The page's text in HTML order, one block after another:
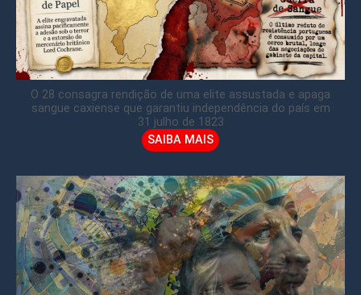
O 28 consagra rendição de uma elite assustada e apaga
sangue caxiense que garantiu independência do país em
31 julho de 1823
SAIBA MAIS